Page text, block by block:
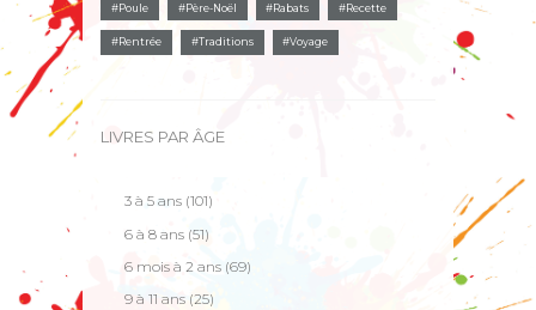
Poule Père-Noël Rabats Recette
Rentrée Traditions Voyage
LIVRES PAR ÂGE
3 à 5 ans (101)
6 à 8 ans (51)
6 mois à 2 ans (69)
9 à 11 ans (25)